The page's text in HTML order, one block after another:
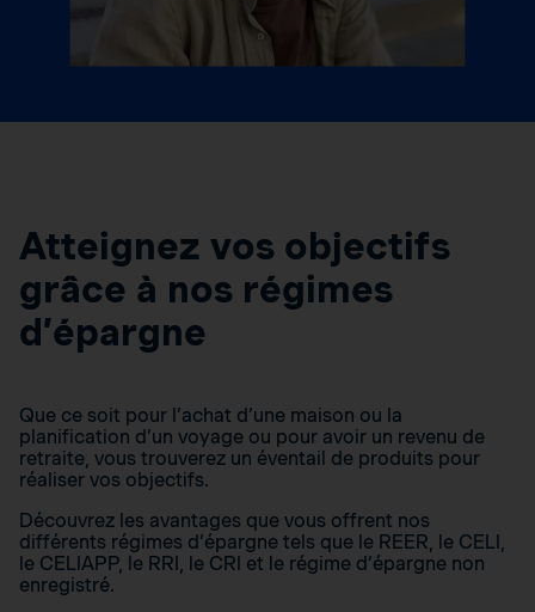
Atteignez vos objectifs
grâce à nos régimes
d’épargne
Que ce soit pour l’achat d’une maison ou la
planification d’un voyage ou pour avoir un revenu de
retraite, vous trouverez un éventail de produits pour
réaliser vos objectifs.
Découvrez les avantages que vous offrent nos
différents régimes d’épargne tels que le REER, le CELI,
le CELIAPP, le RRI, le CRI et le régime d’épargne non
enregistré.